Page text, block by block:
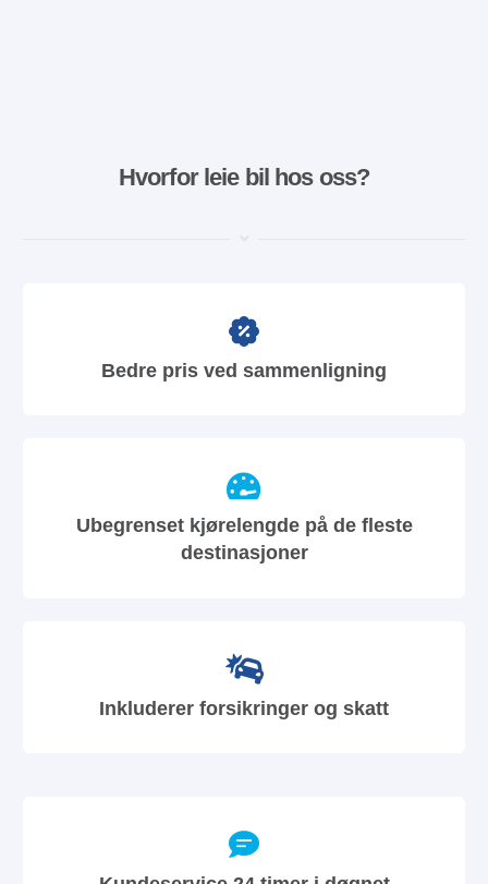
Hvorfor leie bil hos oss?
Bedre pris ved sammenligning
Ubegrenset kjørelengde på de fleste
destinasjoner
Inkluderer forsikringer og skatt